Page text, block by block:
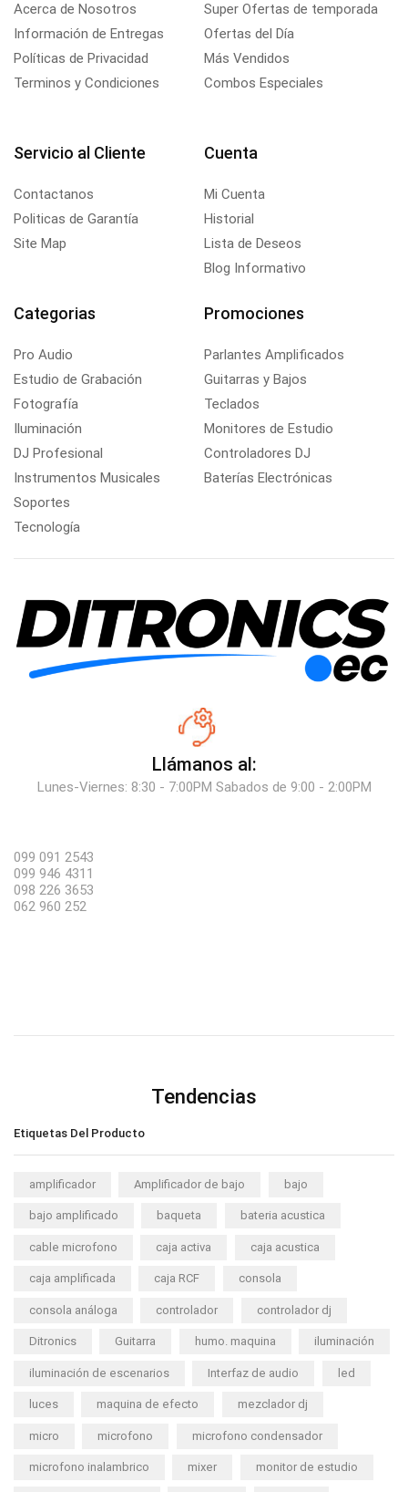
Acerca de Nosotros
Información de Entregas
Políticas de Privacidad
Terminos y Condiciones
Super Ofertas de temporada
Ofertas del Día
Más Vendidos
Combos Especiales
Servicio al Cliente
Contactanos
Politicas de Garantía
Site Map
Cuenta
Mi Cuenta
Historial
Lista de Deseos
Blog Informativo
Categorias
Pro Audio
Estudio de Grabación
Fotografía
Iluminación
DJ Profesional
Instrumentos Musicales
Soportes
Tecnología
Promociones
Parlantes Amplificados
Guitarras y Bajos
Teclados
Monitores de Estudio
Controladores DJ
Baterías Electrónicas
Llámanos al:
Lunes-Viernes: 8:30 - 7:00PM Sabados de 9:00 - 2:00PM
099 091 2543
099 946 4311
098 226 3653
062 960 252
Tendencias
Etiquetas Del Producto
amplificador Amplificador de bajo bajo
bajo amplificado baqueta bateria acustica
cable microfono caja activa caja acustica
caja amplificada caja RCF consola
consola análoga controlador controlador dj
Ditronics Guitarra humo. maquina iluminación
iluminación de escenarios Interfaz de audio led
luces maquina de efecto mezclador dj
micro microfono microfono condensador
microfono inalambrico mixer monitor de estudio